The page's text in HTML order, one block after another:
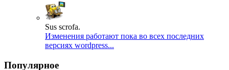
Sus scrofa.
Изменения работают пока во всех последних
версиях wordpress...
Популярное